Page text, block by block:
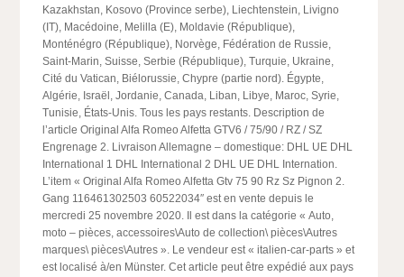
Kazakhstan, Kosovo (Province serbe), Liechtenstein, Livigno
(IT), Macédoine, Melilla (E), Moldavie (République),
Monténégro (République), Norvège, Fédération de Russie,
Saint-Marin, Suisse, Serbie (République), Turquie, Ukraine,
Cité du Vatican, Biélorussie, Chypre (partie nord). Égypte,
Algérie, Israël, Jordanie, Canada, Liban, Libye, Maroc, Syrie,
Tunisie, États-Unis. Tous les pays restants. Description de
l’article Original Alfa Romeo Alfetta GTV6 / 75/90 / RZ / SZ
Engrenage 2. Livraison Allemagne – domestique: DHL UE DHL
International 1 DHL International 2 DHL UE DHL Internation.
L’item « Original Alfa Romeo Alfetta Gtv 75 90 Rz Sz Pignon 2.
Gang 116461302503 60522034″ est en vente depuis le
mercredi 25 novembre 2020. Il est dans la catégorie « Auto,
moto – pièces, accessoires\Auto de collection\ pièces\Autres
marques\ pièces\Autres ». Le vendeur est « italien-car-parts » et
est localisé à/en Münster. Cet article peut être expédié aux pays